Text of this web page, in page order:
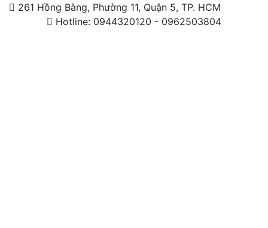
261 Hồng Bàng, Phường 11, Quận 5, TP. HCM
Hotline: 0944320120 - 0962503804